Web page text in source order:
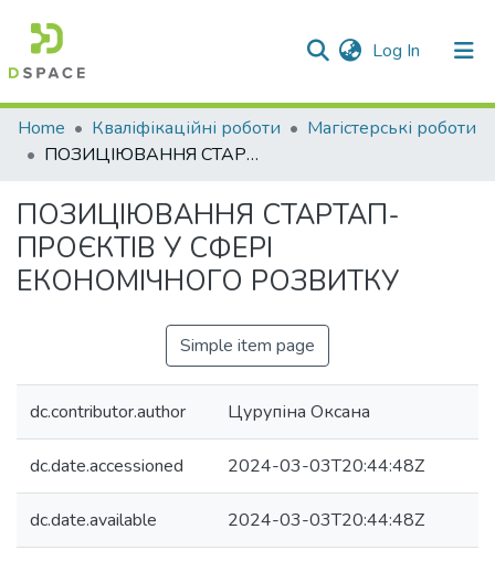
Log In (current)
Communities & Collections
All of DSpace
Statistics
Home Кваліфікаційні роботи
Магістерські роботи
ПОЗИЦІЮВАННЯ СТАРТАП-ПРОЄКТІВ У СФЕРІ ЕКОНОМІЧНОГО РОЗВИТКУ
ПОЗИЦІЮВАННЯ СТАРТАП-
ПРОЄКТІВ У СФЕРІ
ЕКОНОМІЧНОГО РОЗВИТКУ
Simple item page
dc.contributor.author Цурупіна Оксана
dc.date.accessioned 2024-03-03T20:44:48Z
dc.date.available 2024-03-03T20:44:48Z